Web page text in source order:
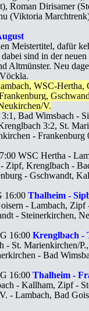
Roman Dirisamer
(Viktoria
Meistertitel, dafür
sind in der neuen
Altmünster. Neu
WSC-Hertha,
V.
Bad Wimsbach -
3:2, St.
-
WSC Hertha -
Zipf, Krenglbach -
- Gschwandt,
16:00 Thalheim -
- Lambach, Zipf
- Steinerkirchen,
16:00 Krenglbach -
- St. Marienkirchen/
- Bad
16:00 Thalheim -
- Kallham, Zipf -
- Lambach, Bad